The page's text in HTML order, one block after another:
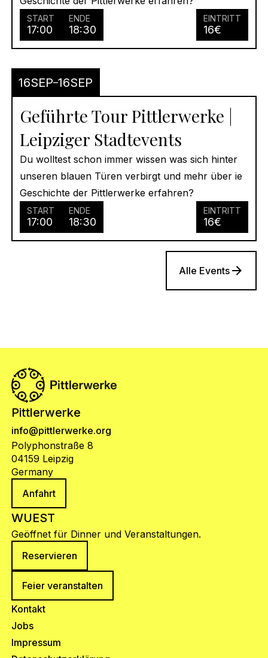
START
17:00
ENDE
18:30
EINTRITT
16€
16SEP 16SEP
Geführte Tour Pittlerwerke |
Leipziger Stadtevents
Du wolltest schon immer wissen was sich hinter
unseren blauen Türen verbirgt und mehr über ie
Geschichte der Pittlerwerke erfahren?
START
17:00
ENDE
18:30
EINTRITT
16€
Alle Events
Pittlerwerke
info@pittlerwerke.org
Polyphonstraße 8
04159 Leipzig
Germany
Anfahrt
WUEST
Geöffnet für Dinner und Veranstaltungen.
Reservieren
Feier veranstalten
Kontakt
Jobs
Impressum